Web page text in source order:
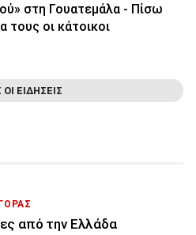
στη Γουατεμάλα - Πίσω
τους οι κάτοικοι
ΕΙΔΗΣΕΙΣ
από την Ελλάδα